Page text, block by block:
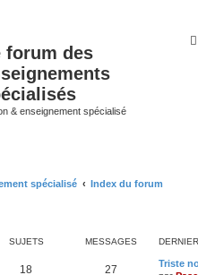
forum des
& enseignement spécialisé
spécialisé Index du forum
SUJETS MESSAGES
18 27
Triste